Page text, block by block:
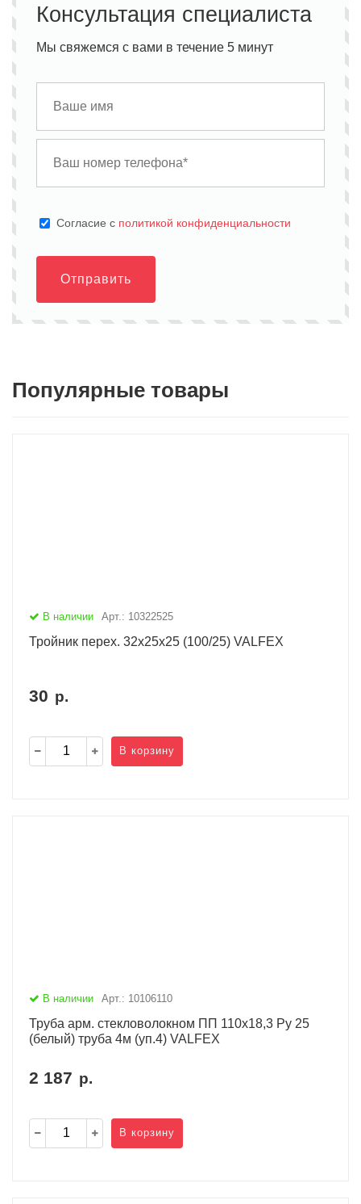
Консультация специалиста
Мы свяжемся с вами в течение 5 минут
Cогласие с политикой конфиденциальности
Отправить
Популярные товары
В наличии Арт.: 10322525
Тройник перех. 32х25х25 (100/25) VALFEX
30 р.
В корзину
В наличии Арт.: 10106110
Труба арм. стекловолокном ПП 110х18,3 Ру 25
(белый) труба 4м (уп.4) VALFEX
2 187 р.
В корзину